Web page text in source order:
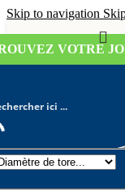
Skip to navigation
VOTRE
Joint torique/